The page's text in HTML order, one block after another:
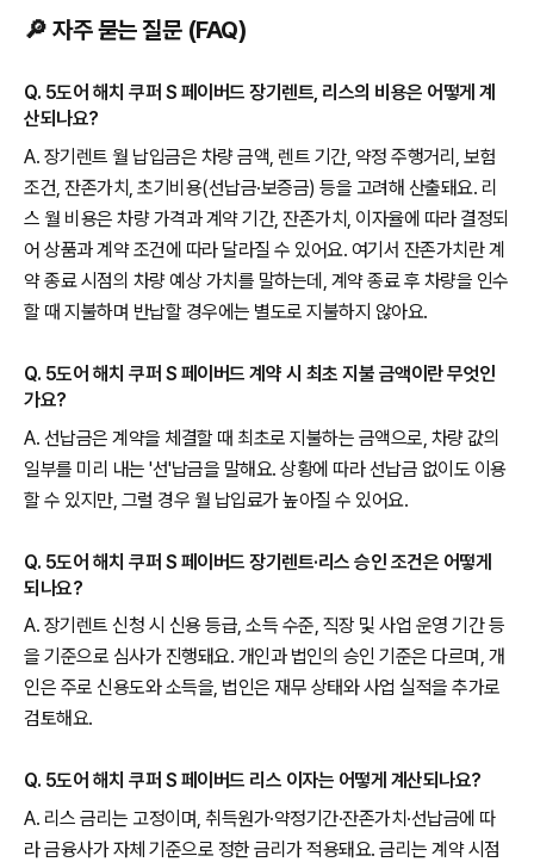
🔎 자주 묻는 질문 (FAQ)
Q. 5도어 해치 쿠퍼 S 페이버드 장기렌트, 리스의 비용은 어떻게 계
산되나요?
A. 장기렌트 월 납입금은 차량 금액, 렌트 기간, 약정 주행거리, 보험
조건, 잔존가치, 초기비용(선납금·보증금) 등을 고려해 산출돼요. 리
스 월 비용은 차량 가격과 계약 기간, 잔존가치, 이자율에 따라 결정되
어 상품과 계약 조건에 따라 달라질 수 있어요. 여기서 잔존가치란 계
약 종료 시점의 차량 예상 가치를 말하는데, 계약 종료 후 차량을 인수
할 때 지불하며 반납할 경우에는 별도로 지불하지 않아요.
Q. 5도어 해치 쿠퍼 S 페이버드 계약 시 최초 지불 금액이란 무엇인
가요?
A. 선납금은 계약을 체결할 때 최초로 지불하는 금액으로, 차량 값의
일부를 미리 내는 '선'납금을 말해요. 상황에 따라 선납금 없이도 이용
할 수 있지만, 그럴 경우 월 납입료가 높아질 수 있어요.
Q. 5도어 해치 쿠퍼 S 페이버드 장기렌트·리스 승인 조건은 어떻게
되나요?
A. 장기렌트 신청 시 신용 등급, 소득 수준, 직장 및 사업 운영 기간 등
을 기준으로 심사가 진행돼요. 개인과 법인의 승인 기준은 다르며, 개
인은 주로 신용도와 소득을, 법인은 재무 상태와 사업 실적을 추가로
검토해요.
Q. 5도어 해치 쿠퍼 S 페이버드 리스 이자는 어떻게 계산되나요?
A. 리스 금리는 고정이며, 취득원가·약정기간·잔존가치·선납금에 따
라 금융사가 자체 기준으로 정한 금리가 적용돼요. 금리는 계약 시점